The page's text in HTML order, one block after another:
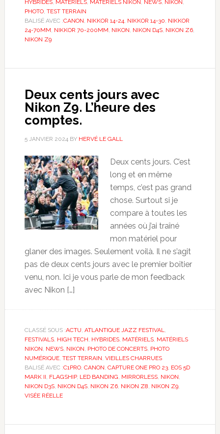
HYBRIDES, MATÉRIELS, MATÉRIELS NIKON NEWS, NIKON
PHOTO, TEST TERRAIN
BALISÉ AVEC :CANON NIKKOR 14-24 NIKKOR 14-30 NIKKOR
24-70MM NIKKOR 70-200MM NIKON NIKON D4S, NIKON Z6,
NIKON Z9
Deux cents jours avec
Nikon Z9. L’heure des
comptes.
5 JANVIER 2024 BY HERVÉ LE GALL
Deux cents jours. C’est
long et en même
temps, c’est pas grand
chose. Surtout si je
compare à toutes les
années où j’ai traîné
mon matériel pour
glaner des images. Seulement voilà. Il ne s’agit
pas de deux cents jours avec le premier boîtier
venu, non. Ici je vous parle de mon feedback
avec Nikon […]
CLASSÉ SOUS :ACTU ATLANTIQUE JAZZ FESTIVAL
FESTIVALS, HIGH TECH HYBRIDES, MATÉRIELS, MATÉRIELS
NIKON NEWS, NIKON PHOTO DE CONCERTS, PHOTO
NUMÉRIQUE, TEST TERRAIN VIEILLES CHARRUES
BALISÉ AVEC :C1PRO, CANON CAPTURE ONE PRO 23, EOS 5D
MARK II FLAGSHIP, LED BANDING MIRRORLESS, NIKON
NIKON D3S, NIKON D4S, NIKON Z6, NIKON Z8 NIKON Z9,
VISÉE RÉELLE